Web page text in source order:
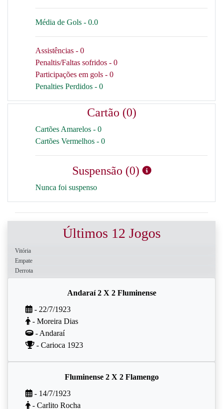
Média de Gols - 0.0
Assistências - 0
Penaltis/Faltas sofridos - 0
Participações em gols - 0
Penalties Perdidos - 0
Cartão (0)
Cartões Amarelos - 0
Cartões Vermelhos - 0
Suspensão (0)
Nunca foi suspenso
Últimos 12 Jogos
Vitória
Empate
Derrota
Andaraí 2 X 2 Fluminense
- 22/7/1923
- Moreira Dias
- Andaraí
- Carioca 1923
Fluminense 2 X 2 Flamengo
- 14/7/1923
- Carlito Rocha